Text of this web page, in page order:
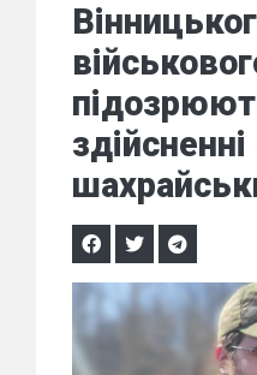
здійсненні